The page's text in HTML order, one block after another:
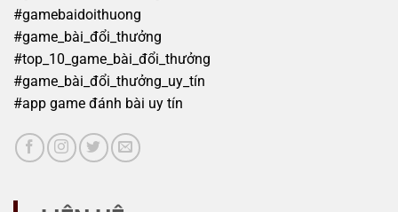
#gamebaidoithuong
#game_bài_đổi_thưởng
#top_10_game_bài_đổi_thưởng
#game_bài_đổi_thưởng_uy_tín
#app game đánh bài uy tín